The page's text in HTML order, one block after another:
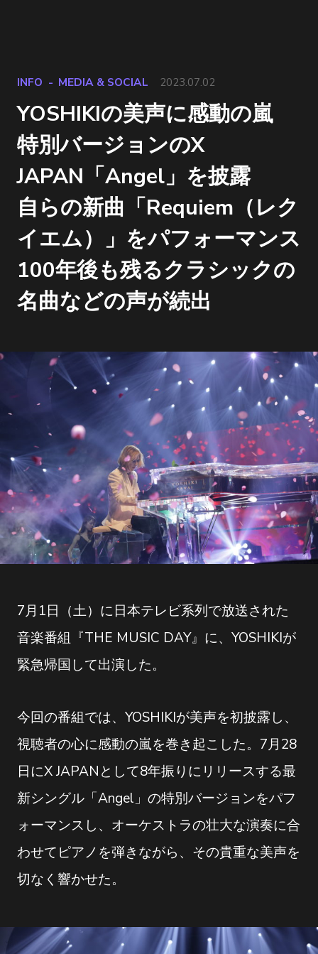
INFO MEDIA & SOCIAL 2023.07.02
YOSHIKIの美声に感動の嵐
特別バージョンのX
JAPAN「Angel」を披露
自らの新曲「Requiem（レク
イエム）」をパフォーマンス
100年後も残るクラシックの
名曲などの声が続出
7月1日（土）に日本テレビ系列で放送された
音楽番組『THE MUSIC DAY』に、YOSHIKIが
緊急帰国して出演した。
今回の番組では、YOSHIKIが美声を初披露し、
視聴者の心に感動の嵐を巻き起こした。7月28
日にX JAPANとして8年振りにリリースする最
新シングル「Angel」の特別バージョンをパフ
ォーマンスし、オーケストラの壮大な演奏に合
わせてピアノを弾きながら、その貴重な美声を
切なく響かせた。